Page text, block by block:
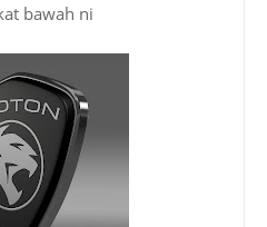
bawah ni